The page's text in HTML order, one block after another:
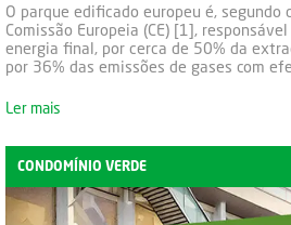
O parque edificado europeu é, segundo
Comissão Europeia (CE) [1],
energia final, por cerca de 50% da
por 36% das emissões de gases com
Ler mais
CONDOMÍNIO VERDE